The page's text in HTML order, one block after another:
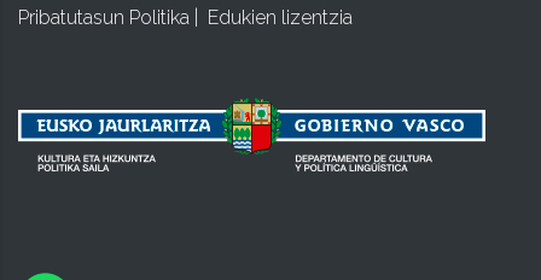
Pribatutasun Politika
Edukien lizentzia